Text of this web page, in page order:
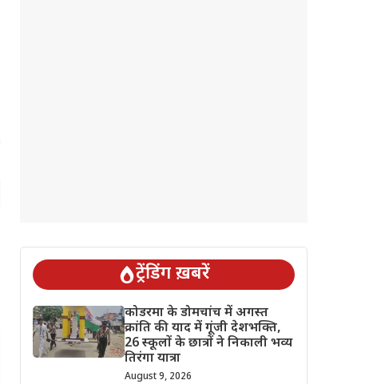
ट्रेंडिंग ख़बरें
कोडरमा के डोमचांच में अगस्त
क्रांति की याद में गूंजी देशभक्ति,
26 स्कूलों के छात्रों ने निकाली भव्य
तिरंगा यात्रा
August 9, 2026